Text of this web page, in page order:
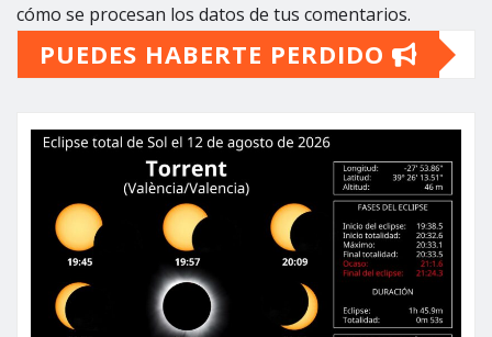
cómo se procesan los datos de tus comentarios.
PUEDES HABERTE PERDIDO